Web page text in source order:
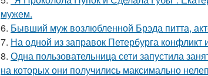
мужем.
6. Бывший муж возлюбленной Брэда питта,
7. На одной из заправок Петербурга
8. Одна пользовательница сети запустила
на которых они получились максимально